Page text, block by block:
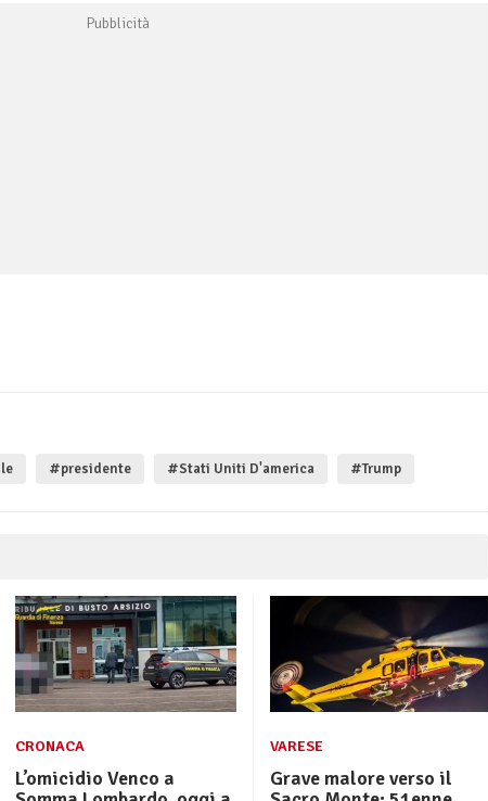
#presidente #Stati Uniti D'america #Trump
CRONACA
L’omicidio Venco a
VARESE
Grave malore verso il